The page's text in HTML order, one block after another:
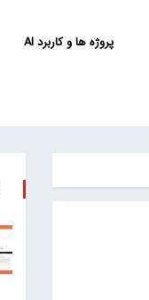
پروژه ها و کاربرد AI